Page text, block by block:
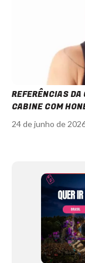
REFERÊNCIAS
CABINE COM
24 de junho de